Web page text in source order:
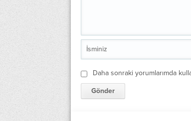
Daha sonraki yorumlarımda